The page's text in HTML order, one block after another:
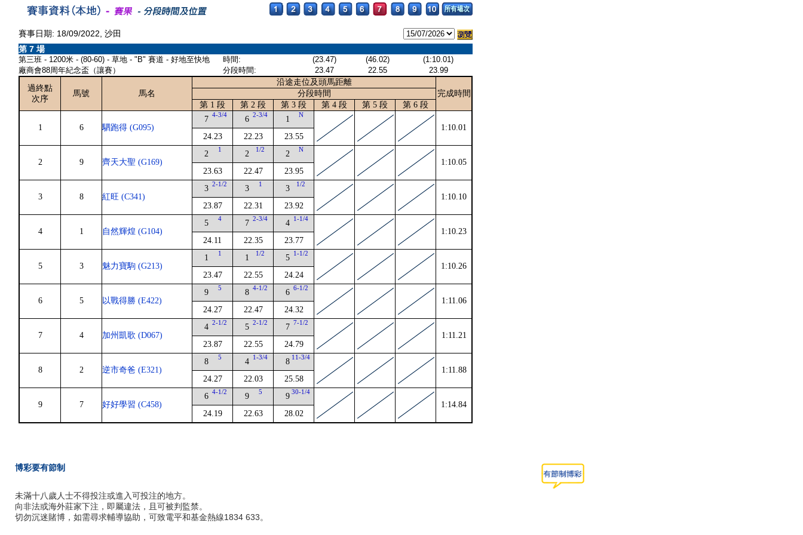
賽事日期: 18/09/2022, 沙田
第 7 場
第三班 - 1200米 - (80-60) - 草地 - "B" 賽道 - 好地至快地
廠商會88周年紀念盃（讓賽）
時間: (23.47) (46.02)
(1:10.01)
分段時間:
23.47 22.55
23.99
過終點
次序
馬號 馬名
沿途走位及頭馬距離
完成時間
分段時間
第 1 段
第 2 段 第 3 段 第 4 段 第 5 段 第 6 段
1 6 駟跑得 (G095)
7 4-3/4
24.23
6 2-3/4
22.23
1 N
23.55
1:10.01
2 9 齊天大聖 (G169)
2 1
23.63
2 1/2
22.47
2 N
23.95
1:10.05
3 8 紅旺 (C341)
3 2-1/2
23.87
3 1
22.31
3 1/2
23.92
1:10.10
4 1 自然輝煌 (G104)
5 4
24.11
7 2-3/4
22.35
4 1-1/4
23.77
1:10.23
5 3 魅力寶駒 (G213)
1 1
23.47
1 1/2
22.55
5 1-1/2
24.24
1:10.26
6 5 以戰得勝 (E422)
9 5
24.27
8 4-1/2
22.47
6 6-1/2
24.32
1:11.06
7 4 加州凱歌 (D067)
4 2-1/2
23.87
5 2-1/2
22.55
7 7-1/2
24.79
1:11.21
8 2 逆市奇爸 (E321)
8 5
24.27
4 1-3/4
22.03
8 11-3/4
25.58
1:11.88
9 7 好好學習 (C458)
6 4-1/2
24.19
9 5
22.63
9 30-1/4
28.02
1:14.84
博彩要有節制
未滿十八歲人士不得投注或進入可投注的地方。
向非法或海外莊家下注，即屬違法，且可被判監禁。
切勿沉迷賭博，如需尋求輔導協助，可致電平和基金熱線1834 633。